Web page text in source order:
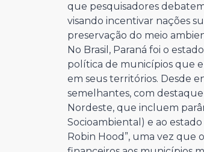
que pesquisadores
visando incentivar nações
preservação do meio
No Brasil, Paraná foi o
política de municípios que
em seus territórios. Desde
semelhantes, com
Nordeste, que incluem
Socioambiental) e ao
Robin Hood”, uma vez que